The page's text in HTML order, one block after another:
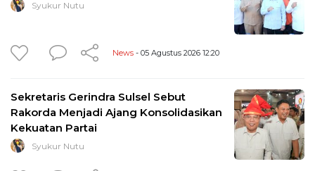
Syukur Nutu
News - 05 Agustus 2026 12:20
Sekretaris Gerindra Sulsel Sebut
Rakorda Menjadi Ajang Konsolidasikan
Kekuatan Partai
Syukur Nutu